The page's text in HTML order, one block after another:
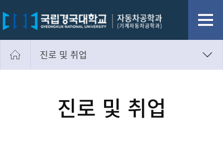
진로 및 취업
취업정보게시판
진로 및 취업